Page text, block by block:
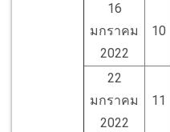
16
มกราคม
2022
10
22
มกราคม
2022
11